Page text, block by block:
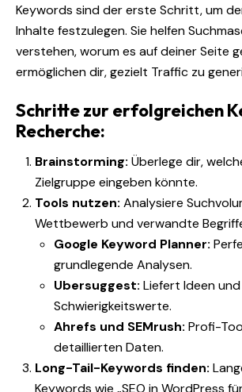
Keywords sind der erste Schritt, um
Inhalte festzulegen. Sie helfen
verstehen, worum es auf deiner Seite
ermöglichen dir, gezielt Traffic zu
Schritte zur erfolgreichen
Recherche:
Brainstorming: Überlege dir,
Zielgruppe eingeben könnte.
Tools nutzen: Analysiere
Wettbewerb und verwandte
Google Keyword Planner:
grundlegende Analysen.
Ubersuggest: Liefert Ideen
Schwierigkeitswerte.
Ahrefs und SEMrush: Profi-
detaillierten Daten.
Long-Tail-Keywords finden:
Keywords wie „SEO in WordPress